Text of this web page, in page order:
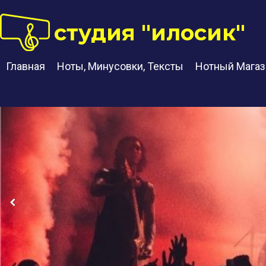
Главная Ноты, Минусовки, Тексты Нотный
студия "илосик"